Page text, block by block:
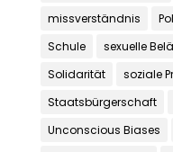
missverständnis
Schule
sexuelle
Solidarität
soziale
Staatsbürgerschaft
Unconscious Biases